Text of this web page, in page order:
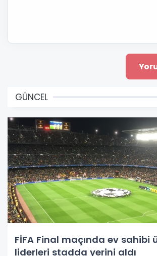
GÜNCEL
FİFA Final maçında ev sahibi
liderleri stadda yerini aldı